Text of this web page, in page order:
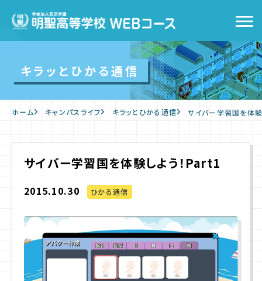
入学をお考えの方へ
WEB出願
入学案内
よくあるご質問
キラッとひかる通信
ホーム キャンパスライフ キラッとひかる通信 サイバー学習国を体
サイバー学習国を体験しよう！Part1
2015.10.30 ひかる通信